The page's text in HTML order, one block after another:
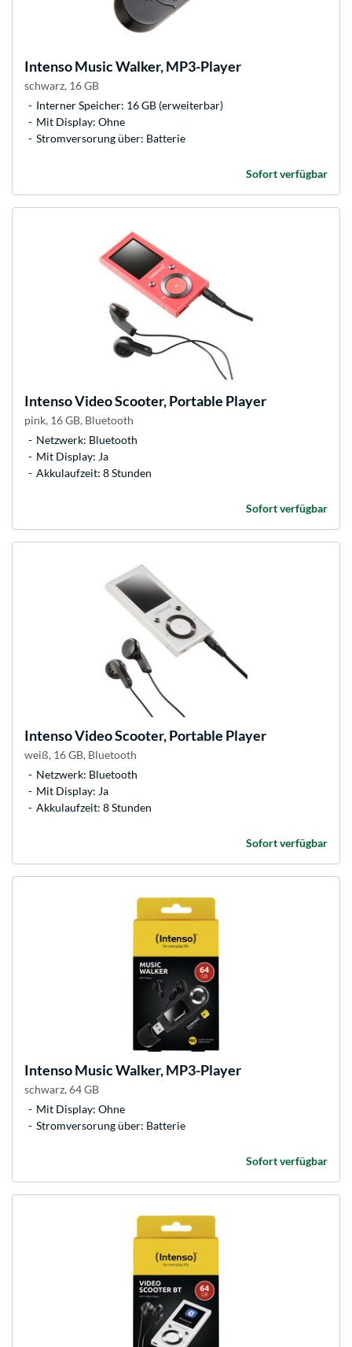
IntensoMusic Walker, MP3-Player
schwarz, 16 GB
Interner Speicher: 16 GB (erweiterbar)
Mit Display: Ohne
Stromversorung über: Batterie
Sofort verfügbar
IntensoVideo Scooter, Portable Player
pink, 16 GB, Bluetooth
Netzwerk: Bluetooth
Mit Display: Ja
Akkulaufzeit: 8 Stunden
Sofort verfügbar
IntensoVideo Scooter, Portable Player
weiß, 16 GB, Bluetooth
Netzwerk: Bluetooth
Mit Display: Ja
Akkulaufzeit: 8 Stunden
Sofort verfügbar
IntensoMusic Walker, MP3-Player
schwarz, 64 GB
Mit Display: Ohne
Stromversorung über: Batterie
Sofort verfügbar